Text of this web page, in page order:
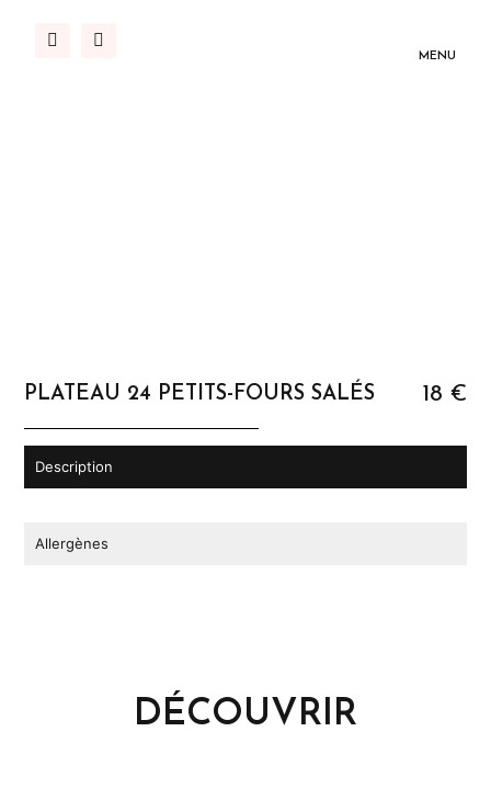
MENU
PLATEAU 24 PETITS-FOURS SALÉS 18 €
Description
Allergènes
DÉCOUVRIR